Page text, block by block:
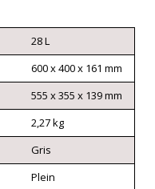
28 L
600 x 400 x 161 mm
555 x 355 x 139 mm
2,27 kg
Gris
Plein